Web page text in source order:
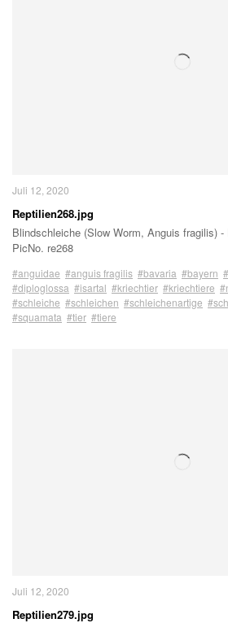
Juli 12, 2020
Reptilien268.jpg
Blindschleiche (Slow Worm, Anguis fragilis)
PicNo. re268
#anguidae #anguis fragilis #bavaria #bayern
#diploglossa #isartal #kriechtier #kriechtiere
#schleiche #schleichen #schleichenartige
#squamata #tier #tiere
Juli 12, 2020
Reptilien279.jpg